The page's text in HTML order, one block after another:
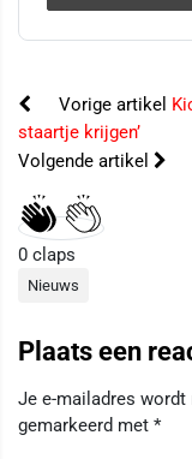
Vorige artikel
staartje krijgen’
Volgende artikel
0 claps
Nieuws
Plaats een
Je e-mailadres wordt
gemarkeerd met *